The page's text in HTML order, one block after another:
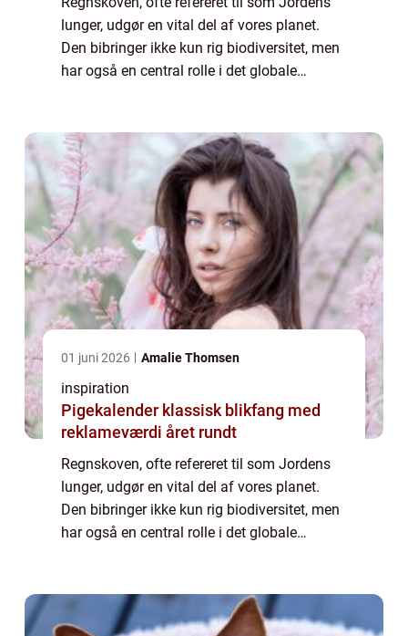
lunger, udgør en vital del af vores planet.
Den bibringer ikke kun rig biodiversitet, men
har også en central rolle i det globale
mæn...
01 juni 2026 Amalie Thomsen
inspiration
Pigekalender klassisk blikfang med
reklameværdi året rundt
Regnskoven, ofte refereret til som Jordens
lunger, udgør en vital del af vores planet.
Den bibringer ikke kun rig biodiversitet, men
har også en central rolle i det globale
mæn...